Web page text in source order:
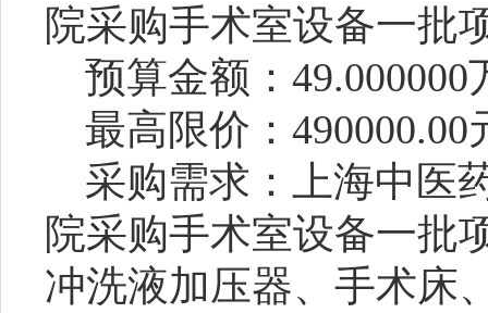
院采购手术室设备一批
预算金额：49.000000
最高限价：490000.00
采购需求：上海中医
院采购手术室设备一批
冲洗液加压器、手术床